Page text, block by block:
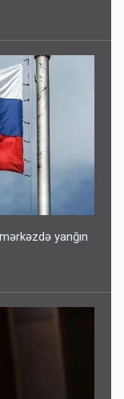
yanğın